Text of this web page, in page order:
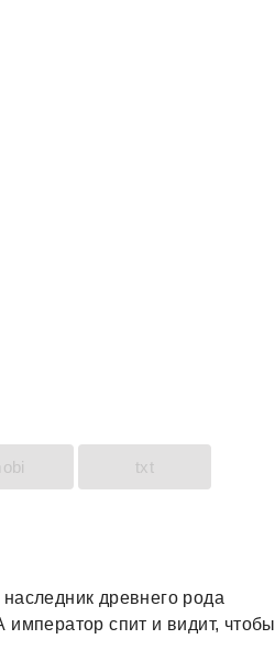
txt
древнего рода
спит и видит, чтобы